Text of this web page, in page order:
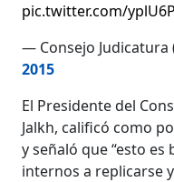
pic.twitter.com/
— Consejo Judicatura
2015
El Presidente del
Jalkh, calificó como
y señaló que “esto
internos a replicarse